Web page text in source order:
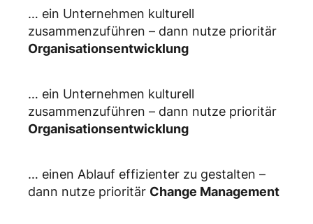
… ein Unternehmen kulturell
zusammenzuführen – dann nutze prioritär
Organisationsentwicklung
… ein Unternehmen kulturell
zusammenzuführen – dann nutze prioritär
Organisationsentwicklung
… einen Ablauf effizienter zu gestalten –
dann nutze prioritär Change Management